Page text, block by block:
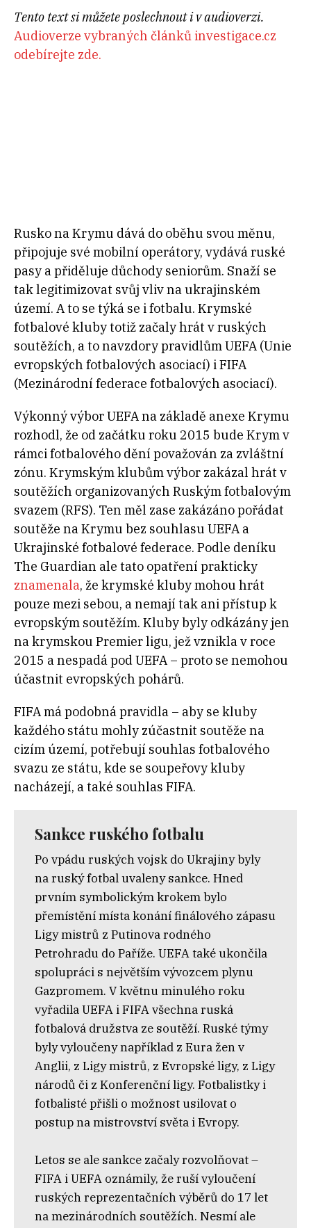
Tento text si můžete poslechnout i v audioverzi.
Audioverze vybraných článků investigace.cz
odebírejte zde.
Rusko na Krymu dává do oběhu svou měnu,
připojuje své mobilní operátory, vydává ruské
pasy a přiděluje důchody seniorům. Snaží se
tak legitimizovat svůj vliv na ukrajinském
území. A to se týká se i fotbalu. Krymské
fotbalové kluby totiž začaly hrát v ruských
soutěžích, a to navzdory pravidlům UEFA (Unie
evropských fotbalových asociací) i FIFA
(Mezinárodní federace fotbalových asociací).
Výkonný výbor UEFA na základě anexe Krymu
rozhodl, že od začátku roku 2015 bude Krym v
rámci fotbalového dění považován za zvláštní
zónu. Krymským klubům výbor zakázal hrát v
soutěžích organizovaných Ruským fotbalovým
svazem (RFS). Ten měl zase zakázáno pořádat
soutěže na Krymu bez souhlasu UEFA a
Ukrajinské fotbalové federace. Podle deníku
The Guardian ale tato opatření prakticky
znamenala, že krymské kluby mohou hrát
pouze mezi sebou, a nemají tak ani přístup k
evropským soutěžím. Kluby byly odkázány jen
na krymskou Premier ligu, jež vznikla v roce
2015 a nespadá pod UEFA – proto se nemohou
účastnit evropských pohárů.
FIFA má podobná pravidla – aby se kluby
každého státu mohly zúčastnit soutěže na
cizím území, potřebují souhlas fotbalového
svazu ze státu, kde se soupeřovy kluby
nacházejí, a také souhlas FIFA.
Sankce ruského fotbalu
Po vpádu ruských vojsk do Ukrajiny byly
na ruský fotbal uvaleny sankce. Hned
prvním symbolickým krokem bylo
přemístění místa konání finálového zápasu
Ligy mistrů z Putinova rodného
Petrohradu do Paříže. UEFA také ukončila
spolupráci s největším vývozcem plynu
Gazpromem. V květnu minulého roku
vyřadila UEFA i FIFA všechna ruská
fotbalová družstva ze soutěží. Ruské týmy
byly vyloučeny například z Eura žen v
Anglii, z Ligy mistrů, z Evropské ligy, z Ligy
národů či z Konferenční ligy. Fotbalistky i
fotbalisté přišli o možnost usilovat o
postup na mistrovství světa i Evropy.
Letos se ale sankce začaly rozvolňovat –
FIFA i UEFA oznámily, že ruší vyloučení
ruských reprezentačních výběrů do 17 let
na mezinárodních soutěžích. Nesmí ale